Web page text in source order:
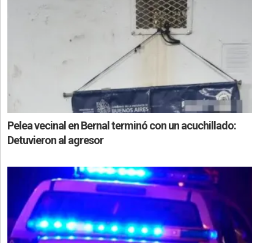
Pelea vecinal en Bernal terminó con un acuchillado:
Detuvieron al agresor